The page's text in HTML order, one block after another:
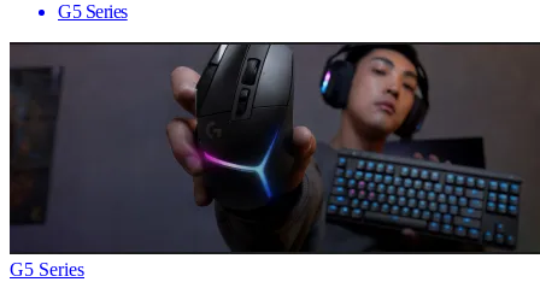
G5 Series
G5 Series